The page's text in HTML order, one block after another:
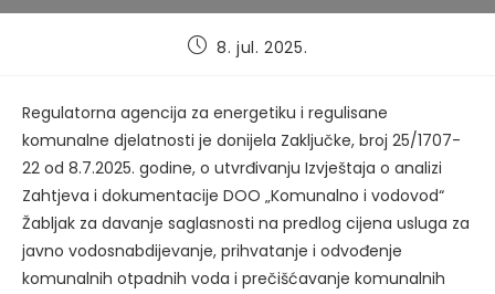
Post8. jul. 2025.
Regulatorna agencija za energetiku i regulisane
komunalne djelatnosti je donijela Zaključke, broj 25/1707-
22 od 8.7.2025. godine, o utvrđivanju Izvještaja o analizi
Zahtjeva i dokumentacije DOO „Komunalno i vodovod“
Žabljak za davanje saglasnosti na predlog cijena usluga za
javno vodosnabdijevanje, prihvatanje i odvođenje
komunalnih otpadnih voda i prečišćavanje komunalnih